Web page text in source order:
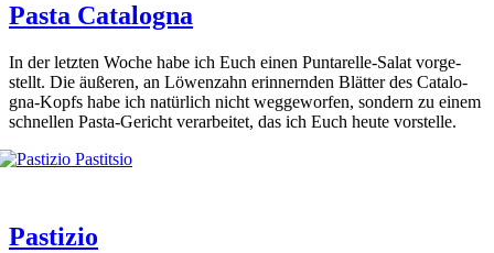
Pasta Catalogna
In der letz­ten Woche habe ich Euch einen Pun­t­ar­el­le-Salat vor­ge­
stellt. Die äuße­ren, an Löwen­zahn erin­nern­den Blät­ter des Cata­lo­
gna-Kopfs habe ich natür­lich nicht weg­ge­wor­fen, son­dern zu einem
schnel­len Pas­ta-Gericht ver­ar­bei­tet, das ich Euch heu­te vor­stel­le.
Pastizio